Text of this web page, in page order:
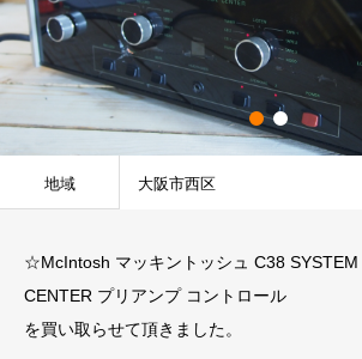
地域 大阪市西区
☆McIntosh マッキントッシュ C38 SYSTEM
CENTER プリアンプ コントロール
を買い取らせて頂きました。